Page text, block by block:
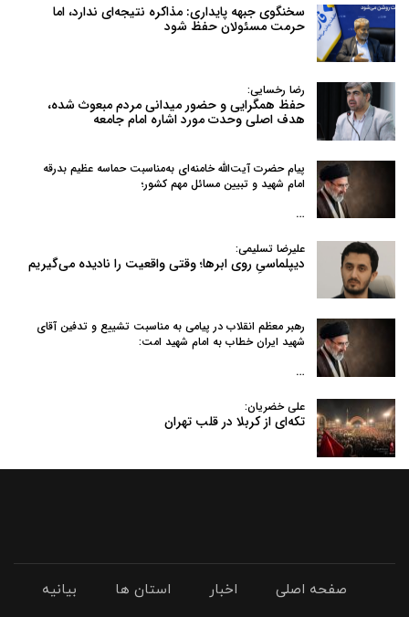
سخنگوی جبهه پایداری: مذاکره نتیجه‌ای ندارد، اما
حرمت مسئولان حفظ شود
رضا رخسایی:
حفظ همگرایی و حضور میدانی مردم مبعوث شده،
هدف اصلی وحدت مورد اشاره امام جامعه
پیام حضرت آیت‌الله خامنه‌ای به‌مناسبت حماسه عظیم بدرقه
امام شهید و تبیین مسائل مهم کشور؛
…
علیرضا تسلیمی:
دیپلماسیِ روی ابرها؛ وقتی واقعیت را نادیده می‌گیریم
رهبر معظم انقلاب در پیامی به‌ مناسبت تشییع و تدفین آقای
شهید ایران خطاب به امام شهید امت:
…
علی خضریان:
تکه‌ای از کربلا در قلب تهران
صفحه اصلی اخبار استان ها
بیانیه